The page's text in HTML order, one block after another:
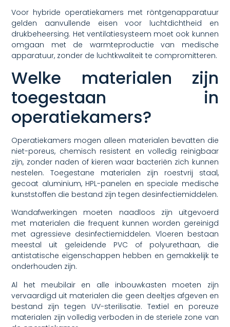
Voor hybride operatiekamers met röntgenapparatuur
gelden aanvullende eisen voor luchtdichtheid en
drukbeheersing. Het ventilatiesysteem moet ook kunnen
omgaan met de warmteproductie van medische
apparatuur, zonder de luchtkwaliteit te compromitteren.
Welke materialen zijn
toegestaan in
operatiekamers?
Operatiekamers mogen alleen materialen bevatten die
niet-poreus, chemisch resistent en volledig reinigbaar
zijn, zonder naden of kieren waar bacteriën zich kunnen
nestelen. Toegestane materialen zijn roestvrij staal,
gecoat aluminium, HPL-panelen en speciale medische
kunststoffen die bestand zijn tegen desinfectiemiddelen.
Wandafwerkingen moeten naadloos zijn uitgevoerd
met materialen die frequent kunnen worden gereinigd
met agressieve desinfectiemiddelen. Vloeren bestaan
meestal uit geleidende PVC of polyurethaan, die
antistatische eigenschappen hebben en gemakkelijk te
onderhouden zijn.
Al het meubilair en alle inbouwkasten moeten zijn
vervaardigd uit materialen die geen deeltjes afgeven en
bestand zijn tegen UV-sterilisatie. Textiel en poreuze
materialen zijn volledig verboden in de steriele zone van